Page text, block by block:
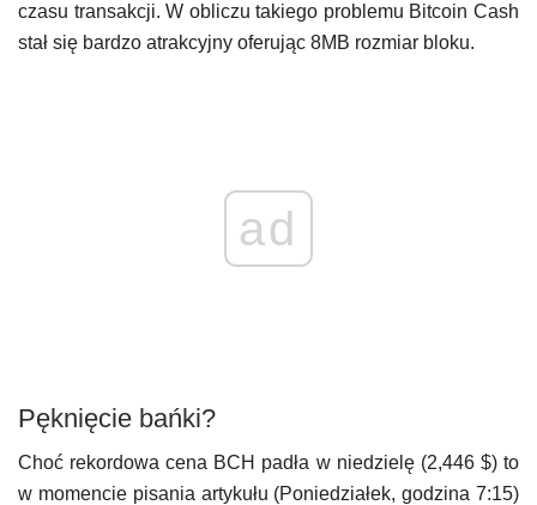
czasu transakcji. W obliczu takiego problemu Bitcoin Cash
stał się bardzo atrakcyjny oferując 8MB rozmiar bloku.
ad
Pęknięcie bańki?
Choć rekordowa cena BCH padła w niedzielę (2,446 $) to
w momencie pisania artykułu (Poniedziałek, godzina 7:15)